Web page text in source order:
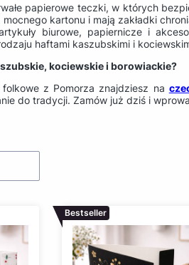
papierowe teczki, w których
kartonu i mają zakładki
biurowe, papiernicze i
haftami kaszubskimi i
kociewskie i borowiackie?
z Pomorza znajdziesz na
do tradycji. Zamów już dziś i
Bestseller